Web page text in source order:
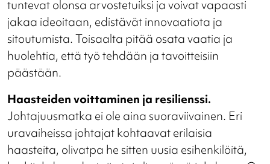
tuntevat olonsa arvostetuiksi ja voivat vapaasti
jakaa ideoitaan, edistävät innovaatiota ja
sitoutumista. Toisaalta pitää osata vaatia ja
huolehtia, että työ tehdään ja tavoitteisiin
päästään.
Haasteiden voittaminen ja resilienssi.
Johtajuusmatka ei ole aina suoraviivainen. Eri
uravaiheissa johtajat kohtaavat erilaisia
haasteita, olivatpa he sitten uusia esihenkilöitä,